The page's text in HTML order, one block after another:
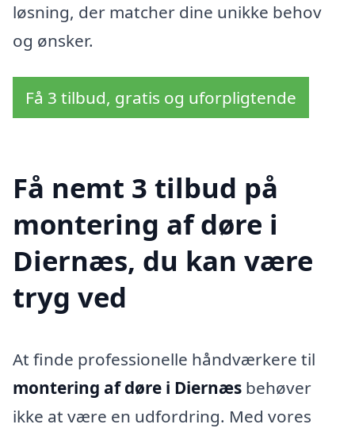
løsning, der matcher dine unikke behov
og ønsker.
Få 3 tilbud, gratis og uforpligtende
Få nemt 3 tilbud på
montering af døre i
Diernæs, du kan være
tryg ved
At finde professionelle håndværkere til
montering af døre i Diernæs behøver
ikke at være en udfordring. Med vores